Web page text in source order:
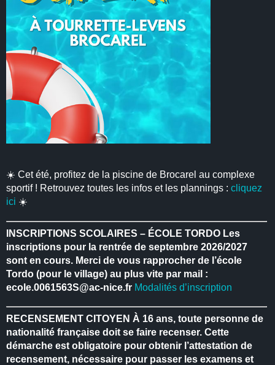
☀️ Cet été, profitez de la piscine de Brocarel au complexe
sportif ! Retrouvez toutes les infos et les plannings :cliquez
ici ☀️
INSCRIPTIONS SCOLAIRES – ÉCOLE TORDO Les
inscriptions pour la rentrée de septembre 2026/2027
sont en cours. Merci de vous rapprocher de l’école
Tordo (pour le village) au plus vite par mail :
ecole.0061563S@ac-nice.fr Modalités d’inscription
RECENSEMENT CITOYEN À 16 ans, toute personne de
nationalité française doit se faire recenser. Cette
démarche est obligatoire pour obtenir l’attestation de
recensement, nécessaire pour passer les examens et